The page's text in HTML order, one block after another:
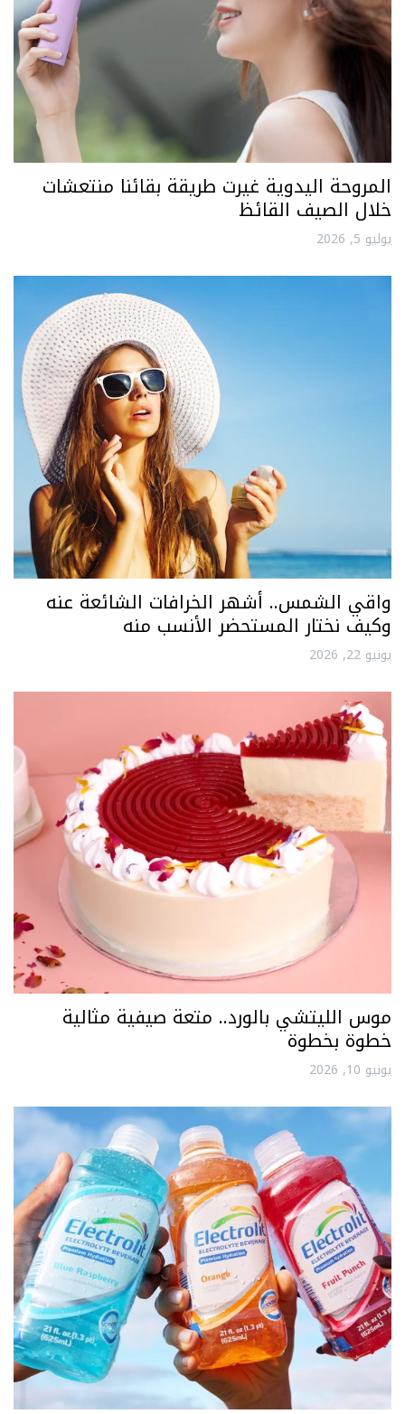
المروحة اليدوية غيرت طريقة بقائنا منتعشات
خلال الصيف القائظ
يوليو 5, 2026
واقي الشمس.. أشهر الخرافات الشائعة عنه
وكيف نختار المستحضر الأنسب منه
يونيو 22, 2026
موس الليتشي بالورد.. متعة صيفية مثالية
خطوة بخطوة
يونيو 10, 2026